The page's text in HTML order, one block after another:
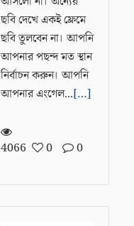
ছবি দেখে একই ফ্রেমে
ছবি তুলবেন না। আপনি
আপনার পছন্দ মত স্থান
নির্বাচন করুন। আপনি
আপনার এংগেল...[…]
4066 0 0